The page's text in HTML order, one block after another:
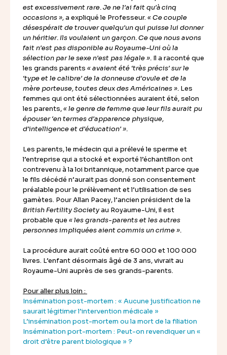
est excessivement rare. Je ne l’ai fait qu’à cinq
occasions »,a expliqué le Professeur. « Ce couple
désespérait de trouver quelqu’un qui puisse lui donner
un héritier. Ils voulaient un garçon. Ce que nous avons
fait n’est pas disponible au Royaume-Uni où la
sélection par le sexe n’est pas légale ». Il a raconté que
les grands parents « avaient été ‘très précis’ sur le
‘type et le calibre’ de la donneuse d’ovule et de la
mère porteuse, toutes deux des Américaines ». Les
femmes qui ont été sélectionnées auraient été, selon
les parents,« le genre de femme que leur fils aurait pu
épouser ‘en termes d’apparence physique,
d’intelligence et d’éducation’ ».
Les parents, le médecin qui a prélevé le sperme et
l’entreprise qui a stocké et exporté l’échantillon ont
contrevenu à la loi britannique, notamment parce que
le fils décédé n’aurait pas donné son consentement
préalable pour le prélèvement et l’utilisation de ses
gamètes. Pour Allan Pacey, l’ancien président de la
British Fertility Societyau Royaume-Uni, il est
probable que « les grands-parents et les autres
personnes impliquées aient commis un crime ».
La procédure aurait coûté entre 60 000 et 100 000
livres. L’enfant désormais âgé de 3 ans, vivrait au
Royaume-Uni auprès de ses grands-parents.
Pour aller plus loin :
Insémination post-mortem : « Aucune justification ne
saurait légitimer l’intervention médicale »
L’insémination post-mortem ou la mort de la filiation
Insémination port-mortem : Peut-on revendiquer un «
droit d’être parent biologique » ?